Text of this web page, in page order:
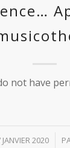
not have
JANVIER 2020
/